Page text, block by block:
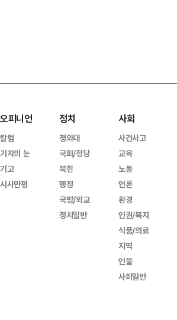
오피니언
칼럼
기자의 눈
기고
시사만평
정치
청와대
국회/정당
북한
행정
국방/외교
정치일반
사회
사건사고
교육
노동
언론
환경
인권/복지
식품/의료
지역
인물
사회일반